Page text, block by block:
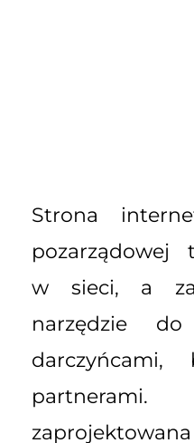
Strona
w sieci, a
narzędzie
darczyńcami,